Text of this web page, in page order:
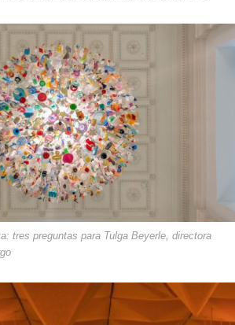
tres preguntas para Tulga Beyerle, directora